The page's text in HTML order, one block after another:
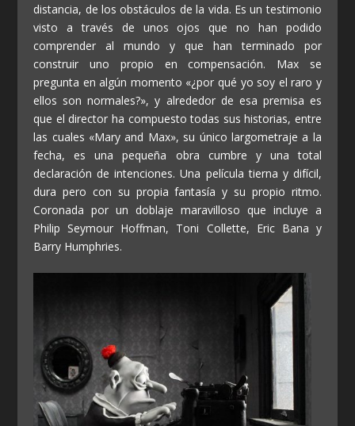
distancia, de los obstáculos de la vida. Es un testimonio
visto a través de unos ojos que no han podido
comprender al mundo y que han terminado por
construir uno propio en compensación. Max se
pregunta en algún momento «¿por qué yo soy el raro y
ellos son normales?», y alrededor de esa premisa es
que el director ha compuesto todas sus historias, entre
las cuales «Mary and Max», su único largometraje a la
fecha, es una pequeña obra cumbre y una total
declaración de intenciones. Una película tierna y difícil,
dura pero con su propia fantasía y su propio ritmo.
Coronada por un doblaje maravilloso que incluye a
Philip Seymour Hoffman, Toni Collette, Eric Bana y
Barry Humphries.